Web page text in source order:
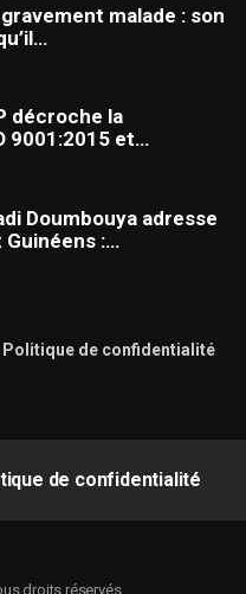
malade : son
décroche la
9001:2015 et…
Doumbouya adresse
Guinéens :…
Politique de confidentialité
de confidentialité
droits réservés.